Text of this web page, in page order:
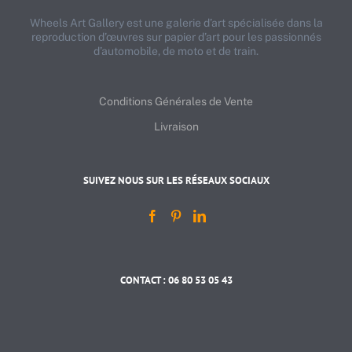
Wheels Art Gallery est une galerie d’art spécialisée dans la
reproduction d’œuvres sur papier d’art pour les passionnés
d’automobile, de moto et de train.
Conditions Générales de Vente
Livraison
SUIVEZ NOUS SUR LES RÉSEAUX SOCIAUX
CONTACT : 06 80 53 05 43